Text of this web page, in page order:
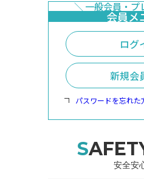
ログ
新規会
パスワードを忘れた
安全安